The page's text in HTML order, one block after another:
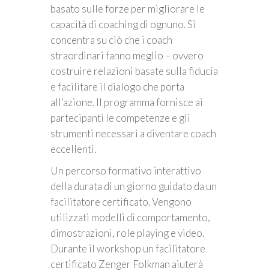
basato sulle forze per migliorare le
capacità di coaching di ognuno. Si
concentra su ciò che i coach
straordinari fanno meglio – ovvero
costruire relazioni basate sulla fiducia
e facilitare il dialogo che porta
all’azione. Il programma fornisce ai
partecipanti le competenze e gli
strumenti necessari a diventare coach
eccellenti.
Un percorso formativo interattivo
della durata di un giorno guidato da un
facilitatore certificato. Vengono
utilizzati modelli di comportamento,
dimostrazioni, role playing e video.
Durante il workshop un facilitatore
certificato Zenger Folkman aiuterà